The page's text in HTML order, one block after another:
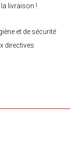
livraison !
et de sécurité
directives